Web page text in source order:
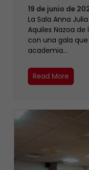
19 de junio de
La Sala Anna
Aquiles Nazoa
con una gala
academia…
Read More